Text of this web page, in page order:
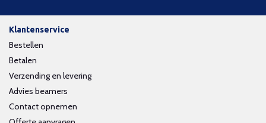
Klantenservice
Bestellen
Betalen
Verzending en levering
Advies beamers
Contact opnemen